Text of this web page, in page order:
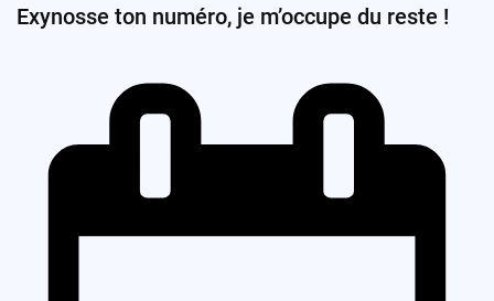
Exynosse ton numéro, je m’occupe du reste !